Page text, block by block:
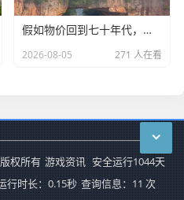
假如物价回到七十年代，怀念低物价还是慢时光？
2026-08-05 271 人在看
权所有 游戏资讯 安全运行1044天
行时长：0.15秒 查询信息：11 次